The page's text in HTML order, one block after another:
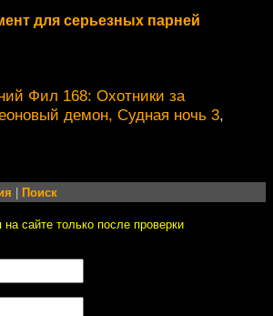
для серьезных парней
Фил 168: Охотники за
демон, Судная ночь 3,
Поиск
сайте только после проверки